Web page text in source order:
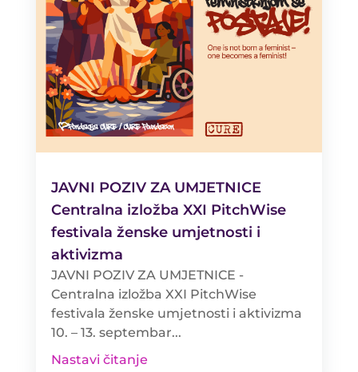
JAVNI POZIV ZA UMJETNICE
Centralna izložba XXI PitchWise
festivala ženske umjetnosti i
aktivizma
JAVNI POZIV ZA UMJETNICE -
Centralna izložba XXI PitchWise
festivala ženske umjetnosti i aktivizma
10. – 13. septembar...
Nastavi čitanje